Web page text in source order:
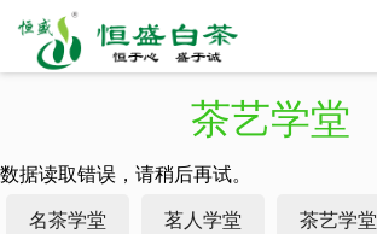
茶艺学堂
数据读取错误，请稍后再试。
名茶学堂
茗人学堂 茶艺学堂